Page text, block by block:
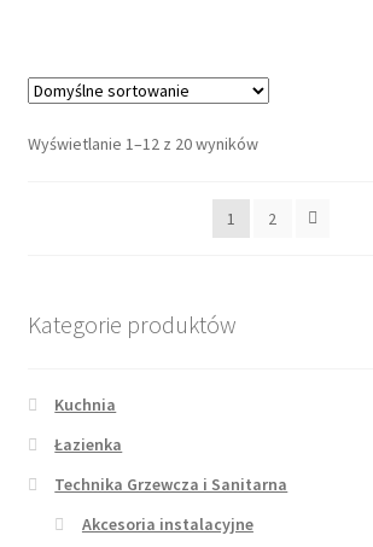
Wyświetlanie 1–12 z 20 wyników
1 2
Kategorie produktów
Kuchnia
Łazienka
Technika Grzewcza i Sanitarna
Akcesoria instalacyjne